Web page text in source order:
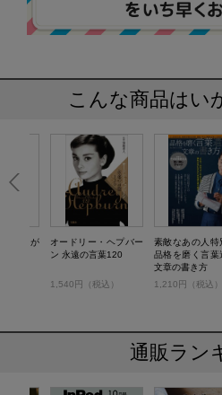
こんな商品はい
毎日が
オードリー・ヘプバー
ン 永遠の言葉120
1,540円（税込）
素敵なあの人特
品格を磨く言葉
文章の書き方
1,210円（税込）
通販ラン